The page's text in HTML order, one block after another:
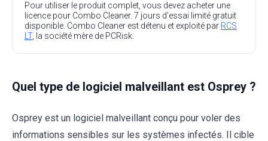
Pour utiliser le produit complet, vous devez acheter une
licence pour Combo Cleaner. 7 jours d’essai limité gratuit
disponible. Combo Cleaner est détenu et exploité par RCS
LT, la société mère de PCRisk.
Quel type de logiciel malveillant est Osprey ?
Osprey est un logiciel malveillant conçu pour voler des
informations sensibles sur les systèmes infectés. Il cible